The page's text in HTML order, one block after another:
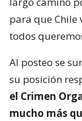
para que Chile
todos
Al posteo se
su posición
el Crimen
mucho más